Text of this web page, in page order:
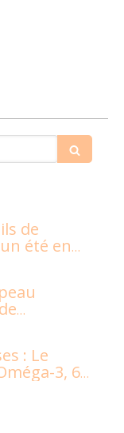
de
été en
: Le
3, 6,